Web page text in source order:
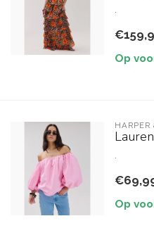
Op
HARPER
Op